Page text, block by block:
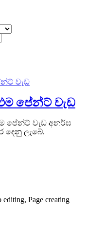
පේන්ට් වැඩ
පේන්ට් වැඩ අනර්ඝ
ලැබේ.
Page creating